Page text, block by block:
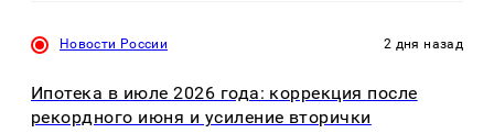
Новости России 2 дня назад
Ипотека в июле 2026 года: коррекция после
рекордного июня и усиление вторички